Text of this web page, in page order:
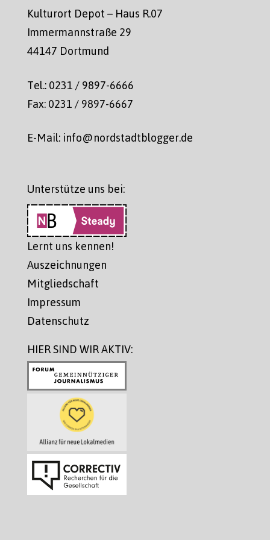
Kulturort Depot – Haus R.07
Immermannstraße 29
44147 Dortmund
Tel.: 0231 / 9897-6666
Fax: 0231 / 9897-6667
E-Mail: info@nordstadtblogger.de
Unterstütze uns bei:
Lernt uns kennen!
Auszeichnungen
Mitgliedschaft
Impressum
Datenschutz
HIER SIND WIR AKTIV: